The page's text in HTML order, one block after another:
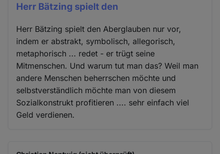
Herr Bätzing spielt den
Herr Bätzing spielt den Aberglauben nur vor,
indem er abstrakt, symbolisch, allegorisch,
metaphorisch ... redet - er trügt seine
Mitmenschen. Und warum tut man das? Weil man
andere Menschen beherrschen möchte und
selbstverständlich möchte man von diesem
Sozialkonstrukt profitieren .... sehr einfach viel
Geld verdienen.